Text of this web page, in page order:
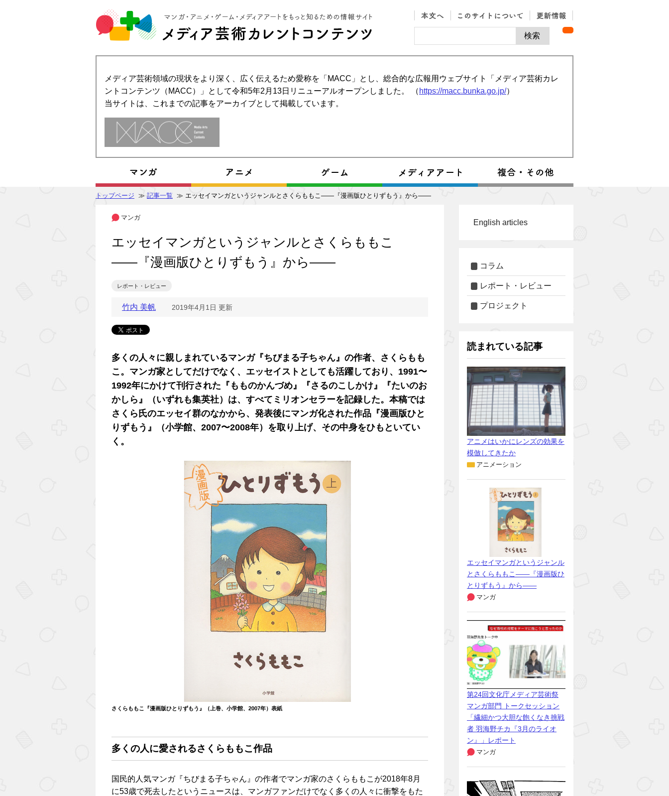
メディア芸術領域の現状をより深く、広く伝えるため愛称を「MACC」とし、総合的な広報用ウェブサイト「メディア芸術カレ
ントコンテンツ（MACC）」として令和5年2月13日リニューアルオープンしました。 （ https://macc.bunka.go.jp/）
当サイトは、これまでの記事をアーカイブとして掲載しています。
トップページ ≫ 記事一覧 ≫ エッセイマンガというジャンルとさくらももこ――『漫画版ひとりずもう』から――
マンガ
エッセイマンガというジャンルとさくらももこ
――『漫画版ひとりずもう』から――
レポート・レビュー
竹内 美帆 2019年4月1日 更新
多くの人々に親しまれているマンガ『ちびまる子ちゃん』の作者、さくらもも
こ。マンガ家としてだけでなく、エッセイストとしても活躍しており、1991〜
1992年にかけて刊行された『もものかんづめ』『さるのこしかけ』『たいのお
かしら』（いずれも集英社）は、すべてミリオンセラーを記録した。本稿では
さくら氏のエッセイ群のなかから、発表後にマンガ化された作品『漫画版ひと
りずもう』（小学館、2007〜2008年）を取り上げ、その中身をひもといてい
く。
さくらももこ『漫画版ひとりずもう』（上巻、小学館、2007年）表紙
多くの人に愛されるさくらももこ作品
国民的人気マンガ『ちびまる子ちゃん』の作者でマンガ家のさくらももこが2018年8月
に53歳で死去したというニュースは、マンガファンだけでなく多くの人々に衝撃をもた
English articles
コラム
レポート・レビュー
プロジェクト
読まれている記事
アニメはいかにレンズの効果を
模倣してきたか
アニメーション
エッセイマンガというジャンル
とさくらももこ――『漫画版ひ
とりずもう』から――
マンガ
第24回文化庁メディア芸術祭
マンガ部門 トークセッション
「繊細かつ大胆な飽くなき挑戦
者 羽海野チカ『3月のライオ
ン』」レポート
マンガ